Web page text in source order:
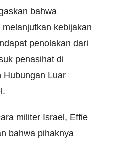
bahwa
kebijakan
penolakan dari
penasihat di
Hubungan Luar
militer Israel, Effie
bahwa pihaknya